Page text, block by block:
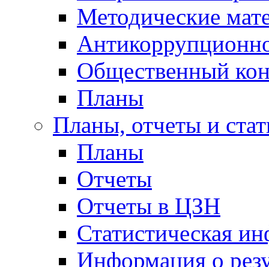
Методические
Общественный
Планы
Планы, отчеты и
Планы
Отчеты
Отчеты в ЦЗН
Статистическая
Информация о